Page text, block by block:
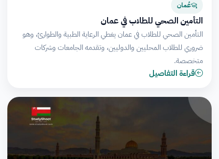
عُمان
التأمين الصحي للطلاب في عمان
التأمين الصحي للطلاب في عمان يغطي الرعاية الطبية والطوارئ، وهو
ضروري للطلاب المحليين والدوليين، وتقدمه الجامعات وشركات
متخصصة.
قراءة التفاصيل